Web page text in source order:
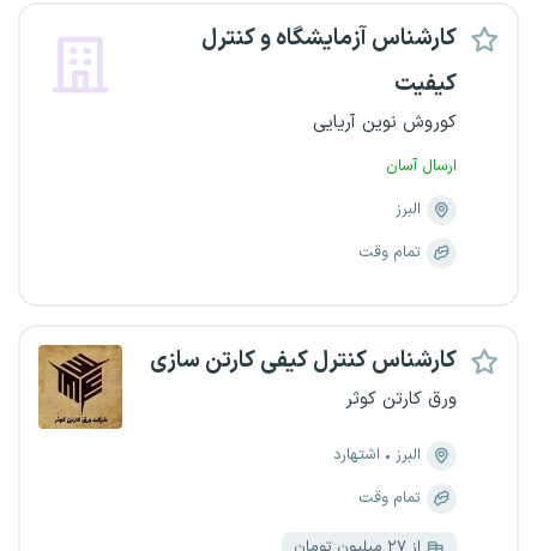
کارشناس آزمایشگاه و کنترل
کیفیت
کوروش نوین آریایی
ارسال آسان
البرز
تمام وقت
کارشناس کنترل کیفی کارتن سازی
ورق کارتن کوثر
البرز
اشتهارد
تمام وقت